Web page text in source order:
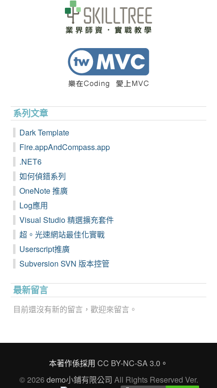
系列文章
Dark Template
Fire.appAndCompass.app
.NET6
如何偵錯系列
OneNote 推廣
Log應用
Visual Studio 精選擴充套件
超。光速網站最佳化實戰
Userscript推廣
Subversion SVN 版本控管
最新留言
目前還沒有新的留言，歡迎來留言。
本著作係採用 CC BY-NC-SA 3.0 。
© 2026 demo小鋪有限公司 All Rights Reserved Ver.